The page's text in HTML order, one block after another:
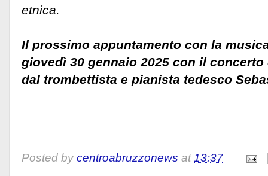
etnica.
Il prossimo appuntamento con la
giovedì 30 gennaio 2025 con il
dal trombettista e pianista tedesco
Posted by centroabruzzonews at13:37